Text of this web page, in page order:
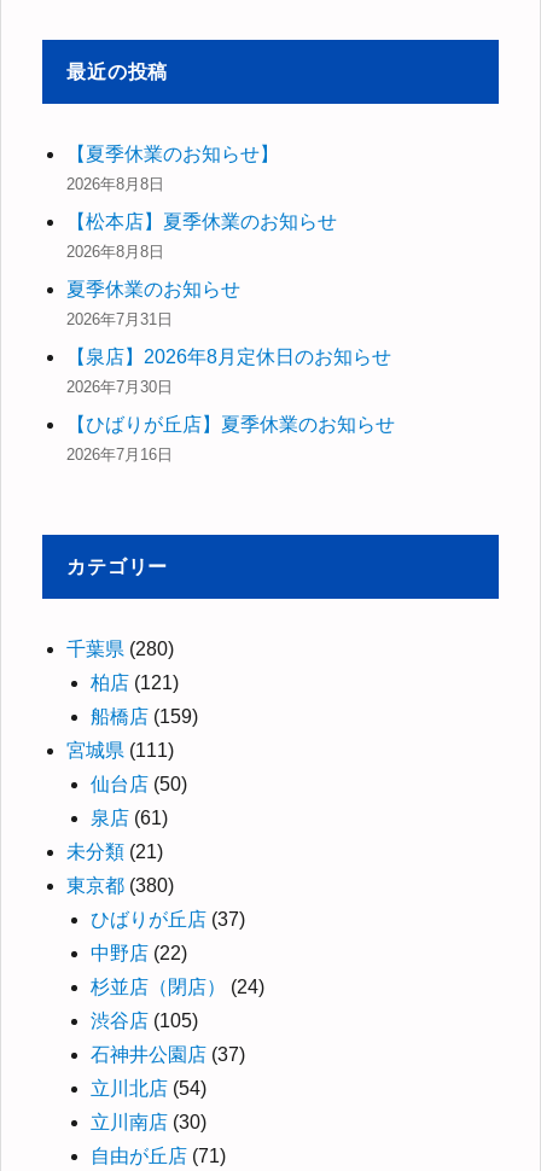
ン
象:
最近の投稿
【夏季休業のお知らせ】
2026年8月8日
【松本店】夏季休業のお知らせ
2026年8月8日
夏季休業のお知らせ
2026年7月31日
【泉店】2026年8月定休日のお知らせ
2026年7月30日
【ひばりが丘店】夏季休業のお知らせ
2026年7月16日
カテゴリー
千葉県 (280)
柏店 (121)
船橋店 (159)
宮城県 (111)
仙台店 (50)
泉店 (61)
未分類 (21)
東京都 (380)
ひばりが丘店 (37)
中野店 (22)
杉並店（閉店）
(24)
渋谷店 (105)
石神井公園店 (37)
立川北店 (54)
立川南店 (30)
自由が丘店 (71)